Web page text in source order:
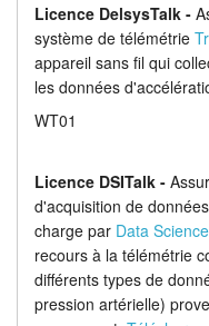
Licence DelsysTalk -
système de télémétrie
appareil sans fil qui
les données
WT01
Licence DSITalk -
d'acquisition de
charge par Data
recours à la télémétrie
différents types de
pression artérielle)